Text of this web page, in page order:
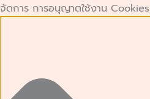
จัดการ การอนุญาตใช้งาน Cookies
คุกกี้
ที่
Preferences
คุกกี้
เก็บ
คุกกี้
การ
Skip